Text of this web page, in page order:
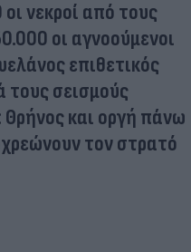
νεκροί από τους
οι αγνοούμενοι
επιθετικός
τους σεισμούς
Θρήνος και οργή πάνω
τον στρατό